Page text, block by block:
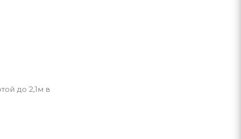
до 2,1м в